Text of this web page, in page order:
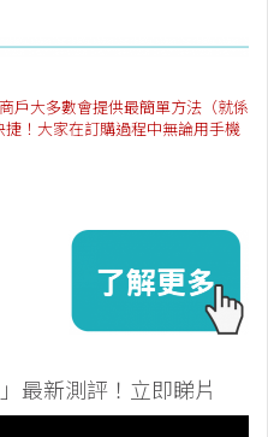
戶大多數會提供最簡單方法（就係
捷！大家在訂購過程中無論用手機
最新測評！立即睇片